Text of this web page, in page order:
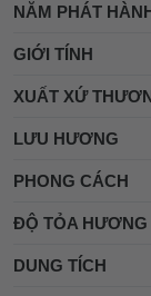
NĂM PHÁT
GIỚI TÍNH
XUẤT XỨ
LƯU HƯƠNG
PHONG CÁCH
ĐỘ TỎA HƯƠNG
DUNG TÍCH